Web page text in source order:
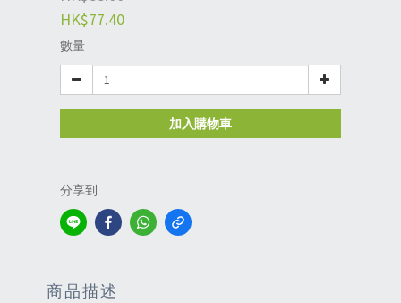
HK$77.40
數量
加入購物車
分享到
商品描述